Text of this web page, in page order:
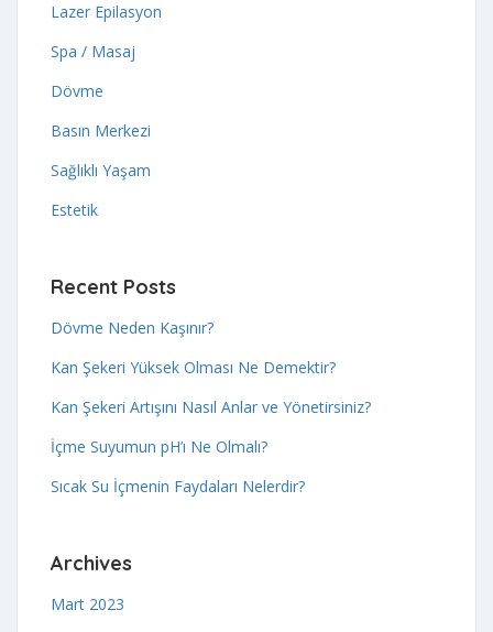
Lazer Epilasyon
Spa / Masaj
Dövme
Basın Merkezi
Sağlıklı Yaşam
Estetik
Recent Posts
Dövme Neden Kaşınır?
Kan Şekeri Yüksek Olması Ne Demektir?
Kan Şekeri Artışını Nasıl Anlar ve Yönetirsiniz?
İçme Suyumun pH’ı Ne Olmalı?
Sıcak Su İçmenin Faydaları Nelerdir?
Archives
Mart 2023